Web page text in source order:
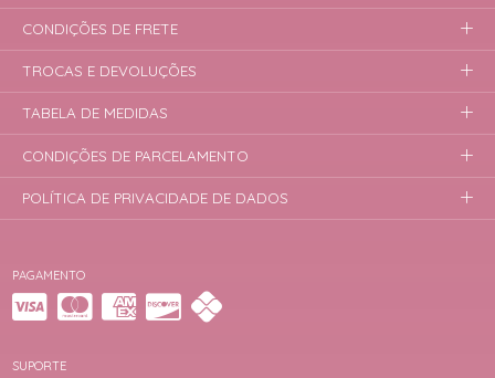
PAGAMENTO
SUPORTE
CONDIÇÕES DE FRETE
TROCAS E DEVOLUÇÕES
TABELA DE MEDIDAS
CONDIÇÕES DE PARCELAMENTO
POLÍTICA DE PRIVACIDADE DE DADOS